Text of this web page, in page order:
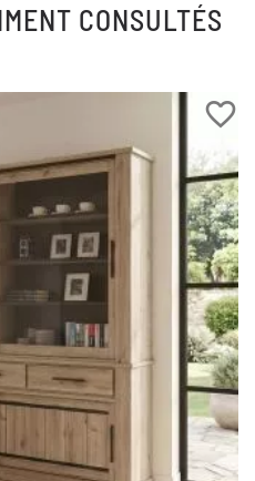
CONSULTÉS
favorite_border